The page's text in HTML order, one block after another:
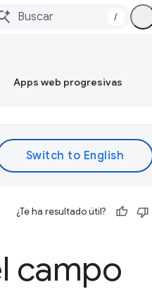
/
Apps web progresivas
¿Te ha resultado útil?
campo